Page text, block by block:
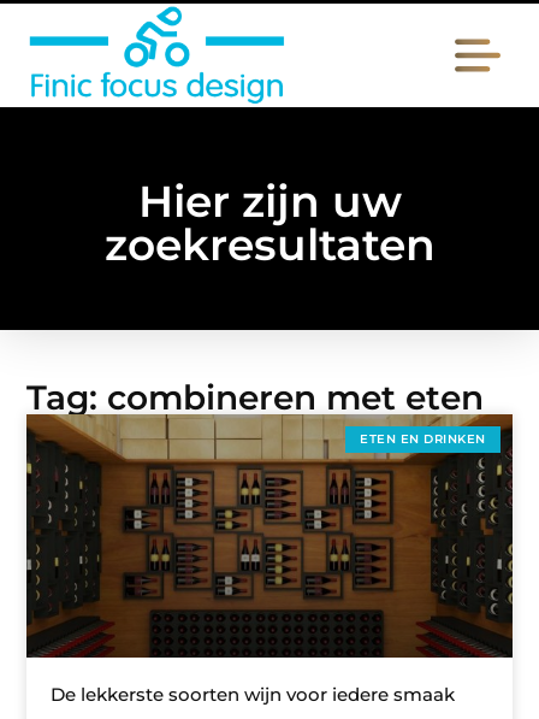
Hier zijn uw
zoekresultaten
Tag: combineren met eten
ETEN EN DRINKEN
De lekkerste soorten wijn voor iedere smaak